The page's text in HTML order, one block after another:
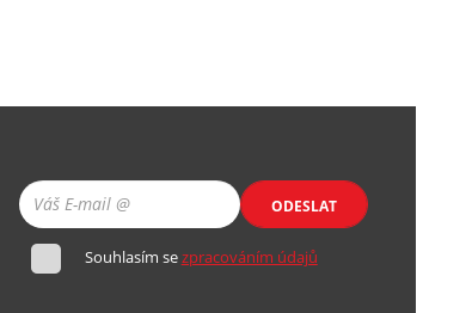
ODESLAT
Souhlasím sezpracováním údajů